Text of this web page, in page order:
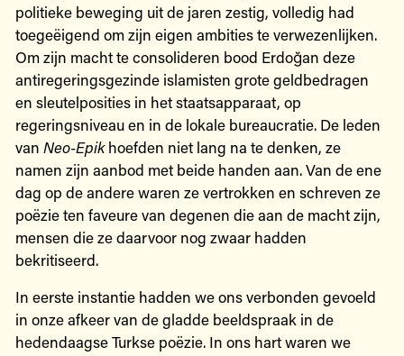
politieke beweging uit de jaren zestig, volledig had
toegeëigend om zijn eigen ambities te verwezenlijken.
Om zijn macht te consolideren bood Erdoğan deze
antiregeringsgezinde islamisten grote geldbedragen
en sleutelposities in het staatsapparaat, op
regeringsniveau en in de lokale bureaucratie. De leden
van Neo-Epikhoefden niet lang na te denken, ze
namen zijn aanbod met beide handen aan. Van de ene
dag op de andere waren ze vertrokken en schreven ze
poëzie ten faveure van degenen die aan de macht zijn,
mensen die ze daarvoor nog zwaar hadden
bekritiseerd.
In eerste instantie hadden we ons verbonden gevoeld
in onze afkeer van de gladde beeldspraak in de
hedendaagse Turkse poëzie. In ons hart waren we